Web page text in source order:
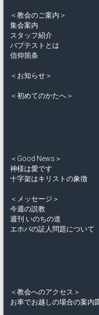
＜教会のご案内＞
集会案内
スタッフ紹介
バプテストとは
信仰箇条
＜お知らせ＞
＜初めてのかたへ＞
＜Good News＞
神様は愛です
十字架はキリストの象徴
＜メッセージ＞
今週の説教
週刊 いのちの道
エホバの証人問題について
＜教会へのアクセス＞
お車でお越しの場合の案内